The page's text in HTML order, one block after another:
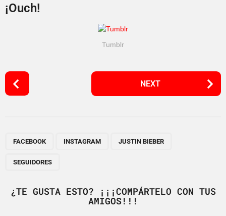
¡Ouch!
Tumblr
P
o
NEXT
FACEBOOK INSTAGRAM JUSTIN BIEBER
SEGUIDORES
¿TE GUSTA ESTO? ¡¡¡COMPÁRTELO CON TUS
AMIGOS!!!